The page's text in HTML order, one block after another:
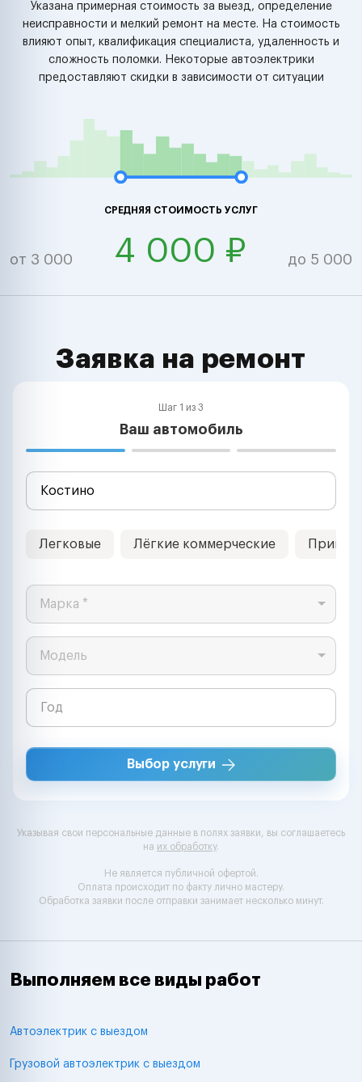
Указана примерная стоимость за выезд, определение
неисправности и мелкий ремонт на месте. На стоимость
влияют опыт, квалификация специалиста, удаленность и
сложность поломки. Некоторые автоэлектрики
предоставляют скидки в зависимости от ситуации
СРЕДНЯЯ СТОИМОСТЬ УСЛУГ
от 3 000 4 000 ₽ до 5 000
Заявка на ремонт
Шаг 1 из 3
Ваш автомобиль
Легковые Лёгкие коммерческие
Марка *
Модель
Выбор услуги
Указывая свои персональные данные в полях заявки, вы соглашаетесь
на их обработку.
Не является публичной офертой.
Оплата происходит по факту лично мастеру.
Обработка заявки после отправки занимает несколько минут.
Выполняем все виды работ
Автоэлектрик с выездом
Грузовой автоэлектрик с выездом